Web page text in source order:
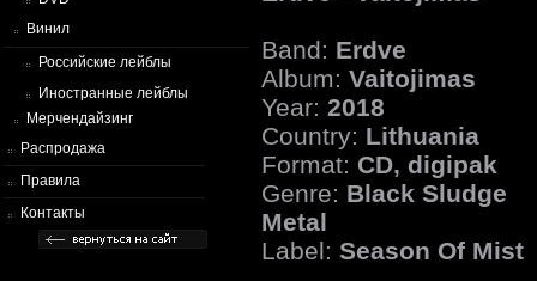
Винил
Российские лейблы
Иностранные лейблы
Мерчендайзинг
Распродажа
Правила
Контакты
Band: Erdve
Album: Vaitojimas
Year: 2018
Country: Lithuania
Format: CD, digipak
Genre: Black Sludge
Metal
Label: Season Of Mist